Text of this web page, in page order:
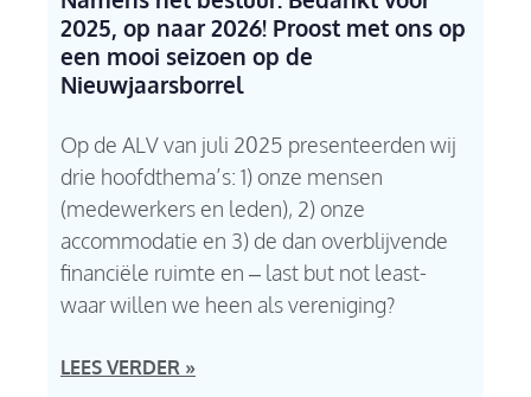
2025, op naar 2026! Proost met ons op
een mooi seizoen op de
Nieuwjaarsborrel
Op de ALV van juli 2025 presenteerden wij
drie hoofdthema’s: 1) onze mensen
(medewerkers en leden), 2) onze
accommodatie en 3) de dan overblijvende
financiële ruimte en – last but not least-
waar willen we heen als vereniging?
LEES VERDER »